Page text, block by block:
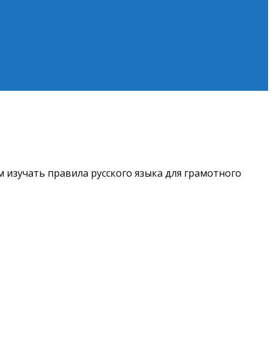
правила русского языка для грамотного